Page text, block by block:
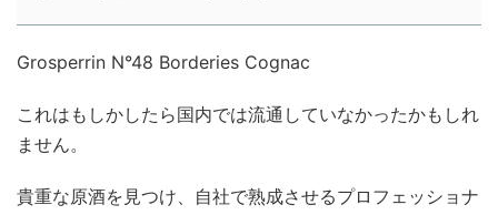
Grosperrin N°48 Borderies Cognac
これはもしかしたら国内では流通していなかったかもしれ
ません。
貴重な原酒を見つけ、自社で熟成させるプロフェッショナ